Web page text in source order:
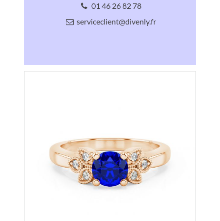
01 46 26 82 78
serviceclient@divenly.fr